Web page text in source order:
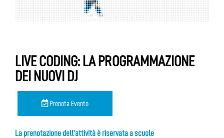
LIVE CODING: LA PROGRAMMAZIONE
DEI NUOVI DJ
Prenota Evento
La prenotazione dell’attività è riservata a scuole